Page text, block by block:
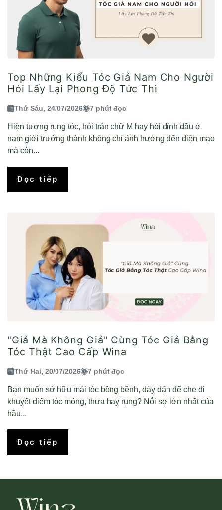
Top Những Kiểu Tóc Giả Nam Cho Người
Hói Lấy Lại Phong Độ Tức Thì
Thứ Sáu, 24/07/2026 7 phút đọc
Hiện tượng rụng tóc, hói trán chữ M hay hói đỉnh đầu ở
nam giới trưởng thành không chỉ ảnh hưởng đến diện mạo
mà còn...
Đọc tiếp
"Giả Mà Không Giả" Cùng Tóc Giả Bằng
Tóc Thật Cao Cấp Wina
Thứ Hai, 20/07/2026 7 phút đọc
Bạn muốn sở hữu mái tóc bồng bềnh, dày dặn để che đi
khuyết điểm tóc mỏng, thưa hay rụng? Nỗi sợ lớn nhất của
hầu...
Đọc tiếp